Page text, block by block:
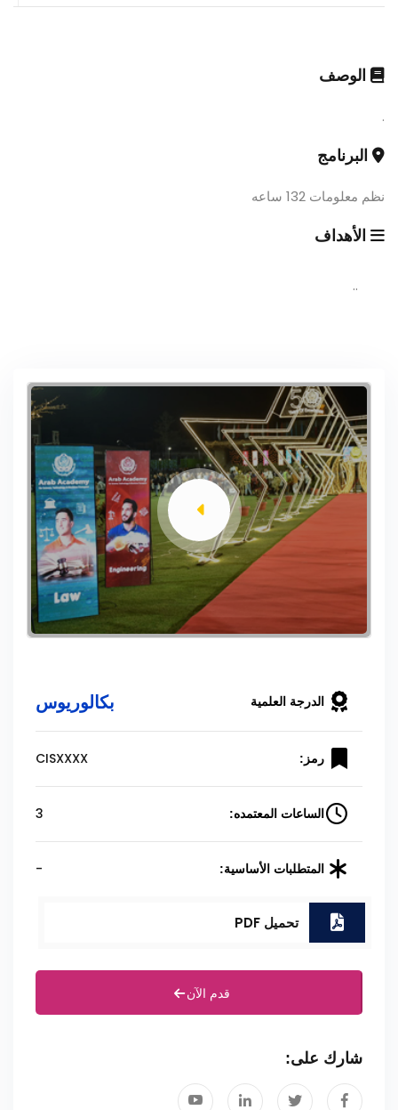
الوصف
.
البرنامج
نظم معلومات 132 ساعه
الأهداف
..
الدرجة العلمية بكالوريوس
رمز: CISXXXX
الساعات المعتمده: 3
المتطلبات الأساسية: -
تحميل PDF
قدم الآن
شارك على: